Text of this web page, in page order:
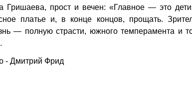
Гришаева, прост и вечен: «Главное — это
платье и, в конце концов, прощать.
— полную страсти, южного темперамента и
- Дмитрий Фрид